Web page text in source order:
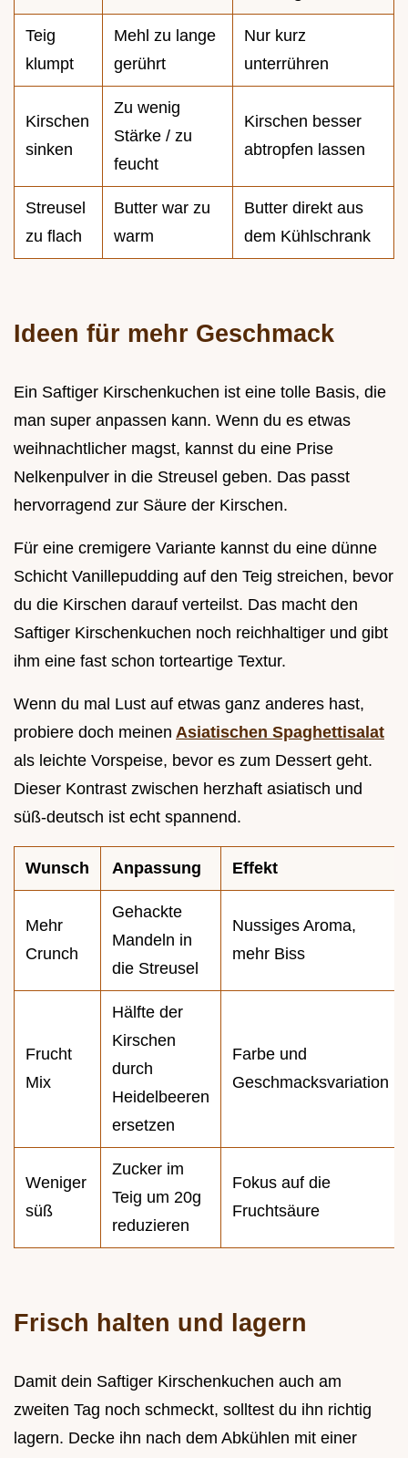
Teig
klumpt
Mehl zu lange
gerührt
Nur kurz
unterrühren
Kirschen
sinken
Zu wenig
Stärke / zu
feucht
Kirschen besser
abtropfen lassen
Streusel
zu flach
Butter war zu
warm
Butter direkt aus
dem Kühlschrank
Ideen für mehr Geschmack
Ein Saftiger Kirschenkuchen ist eine tolle Basis, die
man super anpassen kann. Wenn du es etwas
weihnachtlicher magst, kannst du eine Prise
Nelkenpulver in die Streusel geben. Das passt
hervorragend zur Säure der Kirschen.
Für eine cremigere Variante kannst du eine dünne
Schicht Vanillepudding auf den Teig streichen, bevor
du die Kirschen darauf verteilst. Das macht den
Saftiger Kirschenkuchen noch reichhaltiger und gibt
ihm eine fast schon torteartige Textur.
Wenn du mal Lust auf etwas ganz anderes hast,
probiere doch meinen Asiatischen Spaghettisalat
als leichte Vorspeise, bevor es zum Dessert geht.
Dieser Kontrast zwischen herzhaft asiatisch und
süß-deutsch ist echt spannend.
Wunsch Anpassung Effekt
Mehr
Crunch
Gehackte
Mandeln in
die Streusel
Nussiges Aroma,
mehr Biss
Frucht
Mix
Hälfte der
Kirschen
durch
Heidelbeeren
ersetzen
Farbe und
Geschmacksvariation
Weniger
süß
Zucker im
Teig um 20g
reduzieren
Fokus auf die
Fruchtsäure
Frisch halten und lagern
Damit dein Saftiger Kirschenkuchen auch am
zweiten Tag noch schmeckt, solltest du ihn richtig
lagern. Decke ihn nach dem Abkühlen mit einer